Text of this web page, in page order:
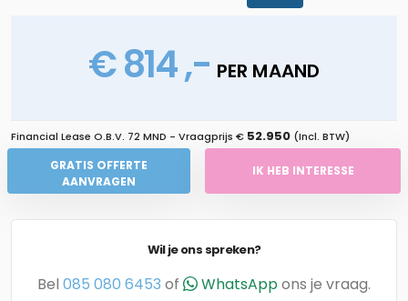
€ 814 ,- PER MAAND
Financial Lease O.B.V. 72 MND - Vraagprijs € 52.950 (Incl. BTW)
GRATIS OFFERTE
AANVRAGEN
IK HEB INTERESSE
Wil je ons spreken?
Bel 085 080 6453 of WhatsAppons je vraag.